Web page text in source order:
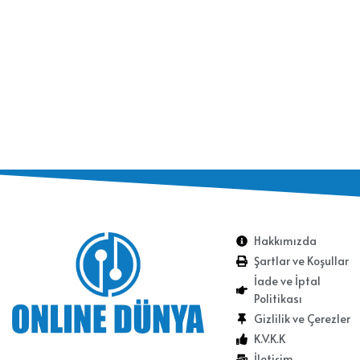
Hakkımızda
Şartlar ve Koşullar
İade ve İptal
Politikası
Gizlilik ve Çerezler
K.V.K.K